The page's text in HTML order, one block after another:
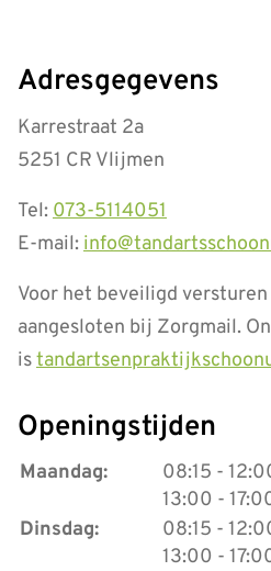
Adresgegevens
Karrestraat 2a
5251 CR Vlijmen
Tel: 073-5114051
E-mail:
Voor het beveiligd
aangesloten bij Zorgmail.
is
Openingstijden
Maandag: 08:15 tot
-
13:00 tot
-
Dinsdag:
08:15 tot
-
13:00 tot
-